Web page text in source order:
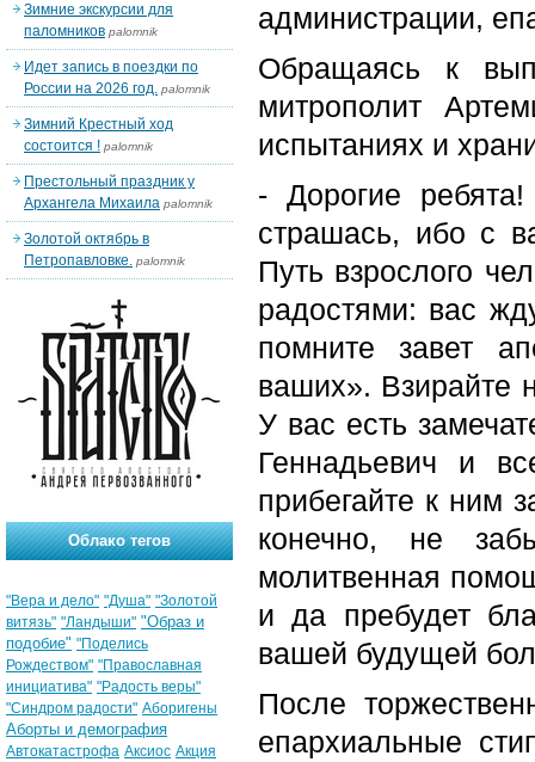
администрации,
Обращаясь к
митрополит
испытаниях и
- Дорогие
страшась, ибо с
Путь взрослого
радостями: вас
помните завет
ваших». Взирайте
У вас есть
Геннадьевич и
прибегайте к ним
конечно, не
молитвенная
и да пребудет
вашей будущей
После
епархиальные
Зимние экскурсии для
паломников palomnik
Идет запись в поездки по
России на 2026 год. palomnik
Зимний Крестный ход
состоится ! palomnik
Престольный праздник у
Архангела Михаила palomnik
Золотой октябрь в
Петропавловке. palomnik
Облако тегов
"Вера и дело" "Душа" "Золотой
витязь" "Ландыши" "Образ и
подобие" "Поделись
Рождеством" "Православная
инициатива" "Радость веры"
"Синдром радости" Аборигены
Аборты и демография
Автокатастрофа Аксиос Акция